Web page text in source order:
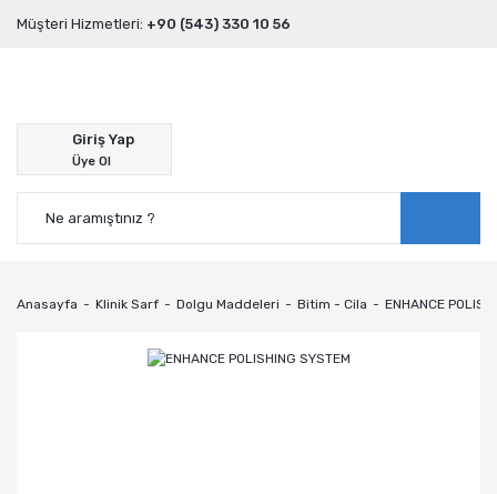
Müşteri Hizmetleri: +90 (543) 330 10 56
Giriş Yap
Üye Ol
Anasayfa Klinik Sarf Dolgu Maddeleri Bitim - Cila ENHANCE